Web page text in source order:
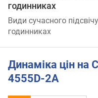
годинниках
Види сучасного
годинниках
Динаміка цін на
4555D-2A